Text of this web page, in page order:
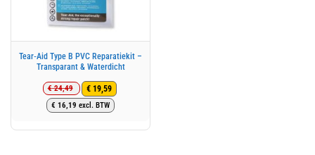
Tear‑Aid Type B PVC Reparatiekit –
Transparant & Waterdicht
€24,49
Oorspronkelijke
prijs
€ 24,49.
€ 19,59
Huidige
prijs
€ 19,59.
€ 16,19 excl. BTW